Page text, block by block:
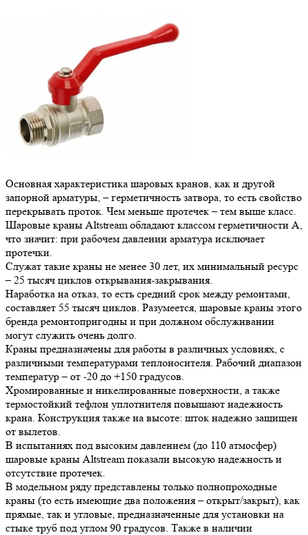
Основная характеристика шаровых кранов, как и другой
запорной арматуры, – герметичность затвора, то есть свойство
перекрывать проток. Чем меньше протечек – тем выше класс.
Шаровые краны Altstream обладают классом герметичности А,
что значит: при рабочем давлении арматура исключает
протечки.
Служат такие краны не менее 30 лет, их минимальный ресурс
– 25 тысяч циклов открывания-закрывания.
Наработка на отказ, то есть средний срок между ремонтами,
составляет 55 тысяч циклов. Разумеется, шаровые краны этого
бренда ремонтопригодны и при должном обслуживании
могут служить очень долго.
Краны предназначены для работы в различных условиях, с
различными температурами теплоносителя. Рабочий диапазон
температур – от -20 до +150 градусов.
Хромированные и никелированные поверхности, а также
термостойкий тефлон уплотнителя повышают надежность
крана. Конструкция также на высоте: шток надежно защищен
от вылетов.
В испытаниях под высоким давлением (до 110 атмосфер)
шаровые краны Altstream показали высокую надежность и
отсутствие протечек.
В модельном ряду представлены только полнопроходные
краны (то есть имеющие два положения – открыт/закрыт), как
прямые, так и угловые, предназначенные для установки на
стыке труб под углом 90 градусов. Также в наличии